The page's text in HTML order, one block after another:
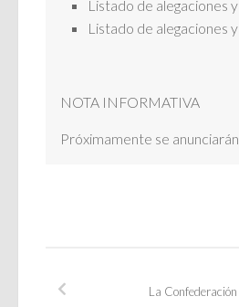
Listado de alegaciones
Listado de alegaciones
NOTA INFORMATIVA
Próximamente se
La